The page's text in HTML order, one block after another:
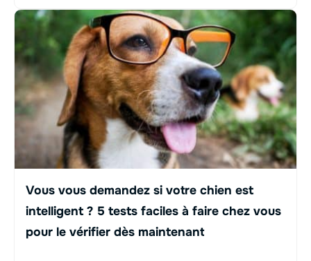
Vous vous demandez si votre chien est
intelligent ? 5 tests faciles à faire chez vous
pour le vérifier dès maintenant